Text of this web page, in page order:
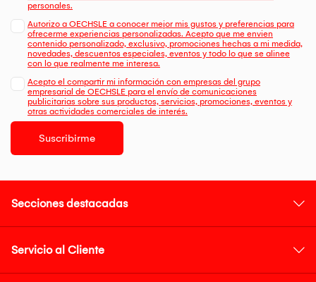
personales.
Autorizo a OECHSLE a conocer mejor mis gustos y preferencias para
ofrecerme experiencias personalizadas. Acepto que me envien
contenido personalizado, exclusivo, promociones hechas a mi medida,
novedades, descuentos especiales, eventos y todo lo que se alinee
con lo que realmente me interesa.
Acepto el compartir mi información con empresas del grupo
empresarial de OECHSLE para el envío de comunicaciones
publicitarias sobre sus productos, servicios, promociones, eventos y
otras actividades comerciales de interés.
Suscribirme
Secciones destacadas
Servicio al Cliente